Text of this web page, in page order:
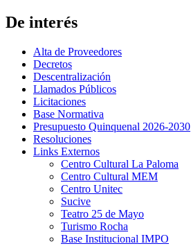
De interés
Alta de Proveedores
Decretos
Descentralización
Llamados Públicos
Licitaciones
Base Normativa
Presupuesto Quinquenal 2026-2030
Resoluciones
Links Externos
Centro Cultural La Paloma
Centro Cultural MEM
Centro Unitec
Sucive
Teatro 25 de Mayo
Turismo Rocha
Base Institucional IMPO